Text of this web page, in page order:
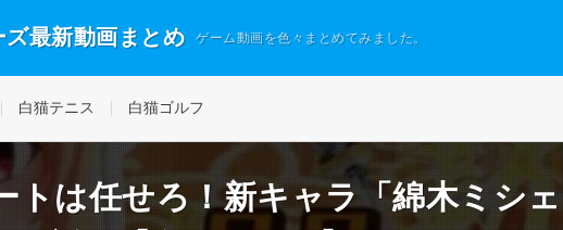
ズ最新動画まとめ ゲーム動画を色々まとめてみました。
白猫テニス 白猫ゴルフ
トは任せろ！新キャラ「綿木ミシェ